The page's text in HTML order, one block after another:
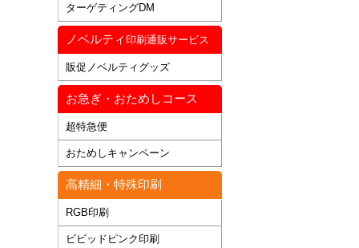
ターゲティングDM
ノベルティ 印刷通販サービス
販促ノベルティグッズ
お急ぎ・おためしコース
超特急便
おためしキャンペーン
高精細・特殊印刷
RGB印刷
ビビッドピンク印刷